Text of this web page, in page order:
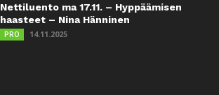
Nettiluento ma 17.11. – Hyppäämisen
haasteet – Nina Hänninen
PRO 14.11.2025